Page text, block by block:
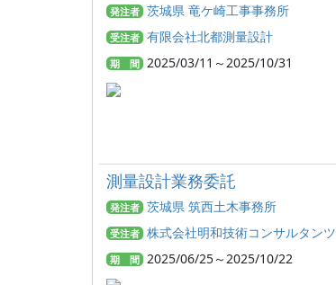
発注者 茨城県 竜ケ崎工事事務所
受注者 有限会社北都測量設計
期 間 2025/03/11～2025/10/31
測量設計業務委託
発注者 茨城県 筑西土木事務所
受注者 株式会社明和技術コンサルタンツ
期 間 2025/06/25～2025/10/22